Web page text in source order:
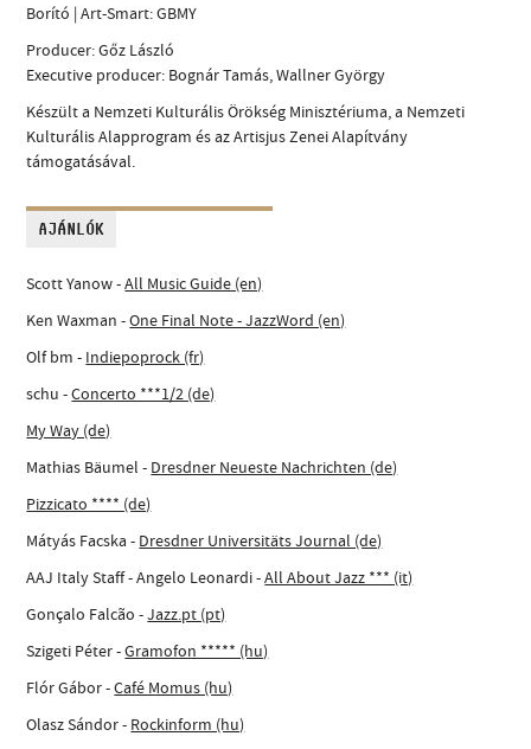
Borító | Art-Smart: GBMY
Producer: Gőz László
Executive producer: Bognár Tamás, Wallner György
Készült a Nemzeti Kulturális Örökség Minisztériuma, a Nemzeti
Kulturális Alapprogram és az Artisjus Zenei Alapítvány
támogatásával.
AJÁNLÓK
Scott Yanow -All Music Guide (en)
Ken Waxman -One Final Note - JazzWord (en)
Olf bm - Indiepoprock (fr)
schu -Concerto ***1/2 (de)
My Way (de)
Mathias Bäumel - Dresdner Neueste Nachrichten (de)
Pizzicato **** (de)
Mátyás Facska - Dresdner Universitäts Journal (de)
AAJ Italy Staff - Angelo Leonardi -All About Jazz *** (it)
Gonçalo Falcão -Jazz.pt (pt)
Szigeti Péter -Gramofon ***** (hu)
Flór Gábor -Café Momus (hu)
Olasz Sándor - Rockinform (hu)